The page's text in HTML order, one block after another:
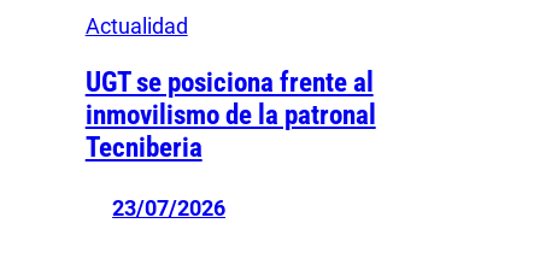
Actualidad
UGT se posiciona frente al
inmovilismo de la patronal
Tecniberia
23/07/2026